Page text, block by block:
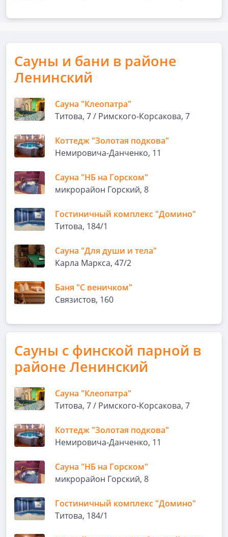
Сауны и бани в районе
Ленинский
Сауна "Клеопатра"
Титова, 7 / Римского-Корсакова, 7
Коттедж "Золотая подкова"
Немировича-Данченко, 11
Сауна "НБ на Горском"
микрорайон Горский, 8
Гостиничный комплекс "Домино"
Титова, 184/1
Сауна "Для души и тела"
Карла Маркса, 47/2
Баня "С веничком"
Связистов, 160
Сауны с финской парной в
районе Ленинский
Сауна "Клеопатра"
Титова, 7 / Римского-Корсакова, 7
Коттедж "Золотая подкова"
Немировича-Данченко, 11
Сауна "НБ на Горском"
микрорайон Горский, 8
Гостиничный комплекс "Домино"
Титова, 184/1